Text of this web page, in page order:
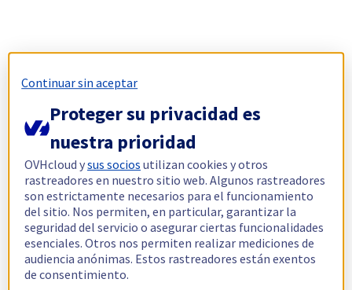
Continuar sin aceptar
Proteger su privacidad es
nuestra prioridad
OVHcloud ysus socios utilizan cookies y otros
rastreadores en nuestro sitio web. Algunos rastreadores
son estrictamente necesarios para el funcionamiento
del sitio. Nos permiten, en particular, garantizar la
seguridad del servicio o asegurar ciertas funcionalidades
esenciales. Otros nos permiten realizar mediciones de
audiencia anónimas. Estos rastreadores están exentos
de consentimiento.